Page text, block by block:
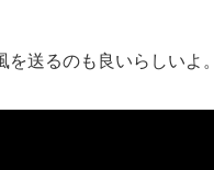
送るのも良いらしいよ。